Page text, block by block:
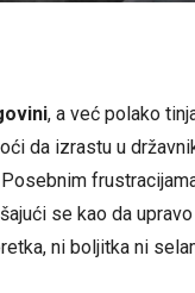
, a već polako
da izrastu u
se kao da
ni boljitka ni